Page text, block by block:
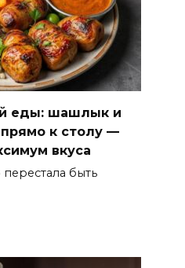
еды: шашлык и
прямо к столу —
вкуса
быть